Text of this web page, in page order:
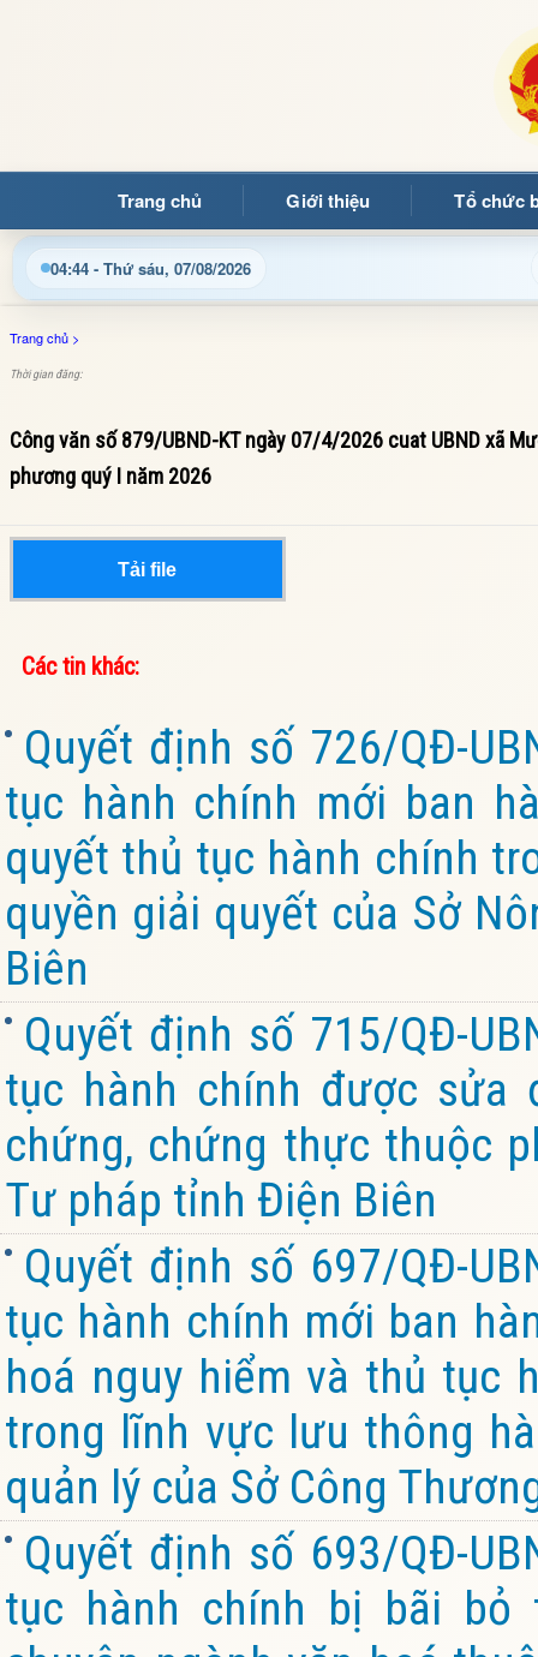
Trang chủ Giới thiệu Tổ chức
04:44 - Thứ sáu, 07/08/2026
đọc đến với Trang thông tin điện tử xã Mường Ảng
Trang chủ >
Thời gian đăng:
Công văn số 879/UBND-KT ngày 07/4/2026 cuat UBND xã
phương quý I năm 2026
Tải file
Các tin khác:
Quyết định số 726/QĐ-
tục hành chính mới ban
quyết thủ tục hành chính
quyền giải quyết của Sở
Biên
Quyết định số 715/QĐ-
tục hành chính được sửa
chứng, chứng thực thuộc
Tư pháp tỉnh Điện Biên
Quyết định số 697/QĐ-
tục hành chính mới ban
hoá nguy hiểm và thủ tục
trong lĩnh vực lưu thông
quản lý của Sở Công
Quyết định số 693/QĐ-
tục hành chính bị bãi bỏ